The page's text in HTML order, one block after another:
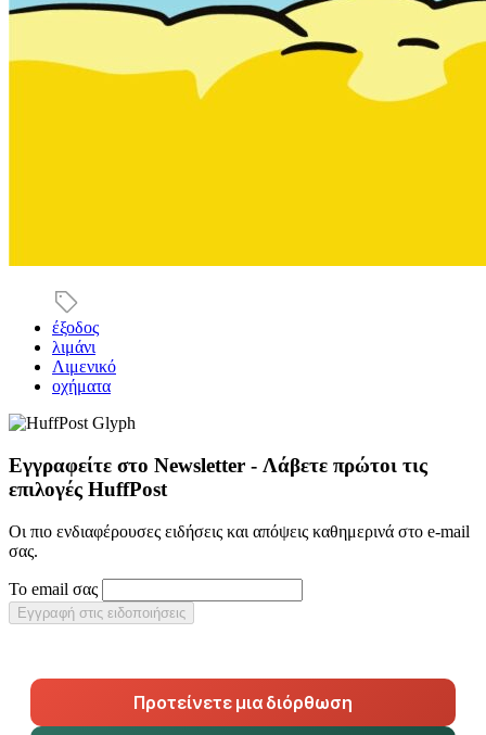
έξοδος
λιμάνι
Λιμενικό
οχήματα
Εγγραφείτε στο Newsletter - Λάβετε πρώτοι τις
επιλογές HuffPost
Οι πιο ενδιαφέρουσες ειδήσεις και απόψεις καθημερινά στο e-mail
σας.
Το email σας
Εγγραφή στις ειδοποιήσεις
Προτείνετε μια διόρθωση